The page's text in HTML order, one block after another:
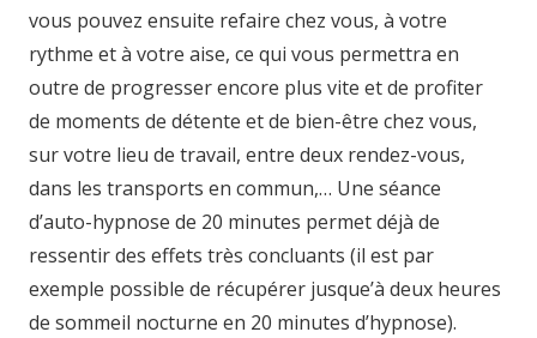
vous pouvez ensuite refaire chez vous, à votre
rythme et à votre aise, ce qui vous permettra en
outre de progresser encore plus vite et de profiter
de moments de détente et de bien-être chez vous,
sur votre lieu de travail, entre deux rendez-vous,
dans les transports en commun,… Une séance
d’auto-hypnose de 20 minutes permet déjà de
ressentir des effets très concluants (il est par
exemple possible de récupérer jusque’à deux heures
de sommeil nocturne en 20 minutes d’hypnose).